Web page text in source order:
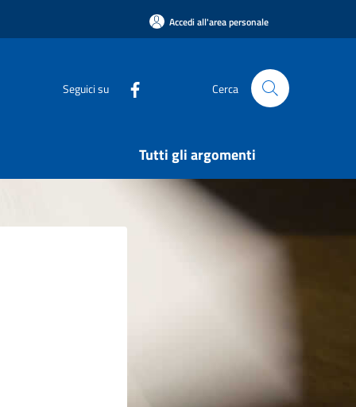
Accedi all'area personale
Seguici su Cerca
Tutti gli argomenti